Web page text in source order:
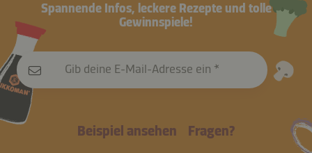
Spannende Infos, leckere Rezepte und tolle
Gewinnspiele!
Gib deine E-Mail-Adresse ein
Beispiel ansehen Fragen?